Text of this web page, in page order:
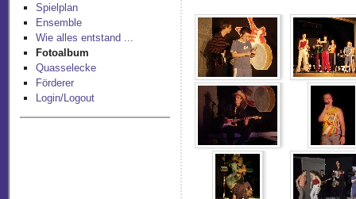
Spielplan
Ensemble
Wie alles entstand ...
Fotoalbum
Quasselecke
Förderer
Login/Logout